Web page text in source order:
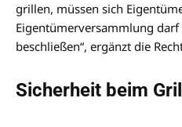
grillen, müssen sich
Eigentümerversammlung darf
beschließen“, ergänzt die
Sicherheit beim